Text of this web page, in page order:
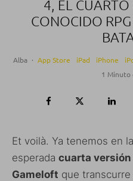
4, EL CUARTO
CONOCIDO
Alba · App Store iPad iPhone
1 Minuto
Et voilà. Ya tenemos en
esperada cuarta versión
Gameloft que